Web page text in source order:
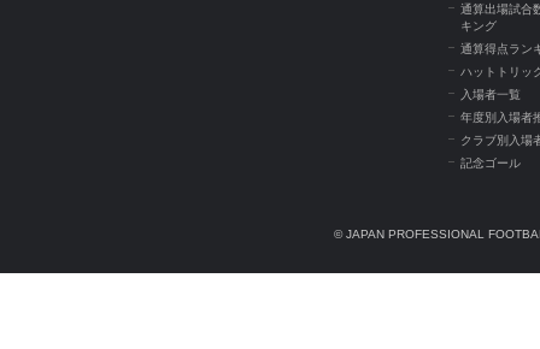
通算出場試合
キング
通算得点ラン
ハットトリッ
入場者一覧
年度別入場者
クラブ別入場
記念ゴール
© JAPAN PROFESSIONAL